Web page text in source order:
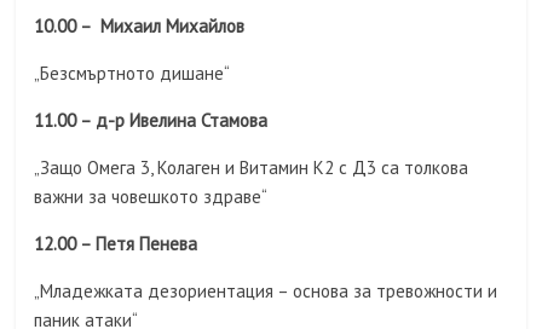
10.00 – Михаил Михайлов
„Безсмъртното дишане“
11.00 – д-р Ивелина Стамова
„Защо Омега 3, Колаген и Витамин К2 с Д3 са толкова
важни за човешкото здраве“
12.00 – Петя Пенева
„Младежката дезориентация – основа за тревожности и
паник атаки“